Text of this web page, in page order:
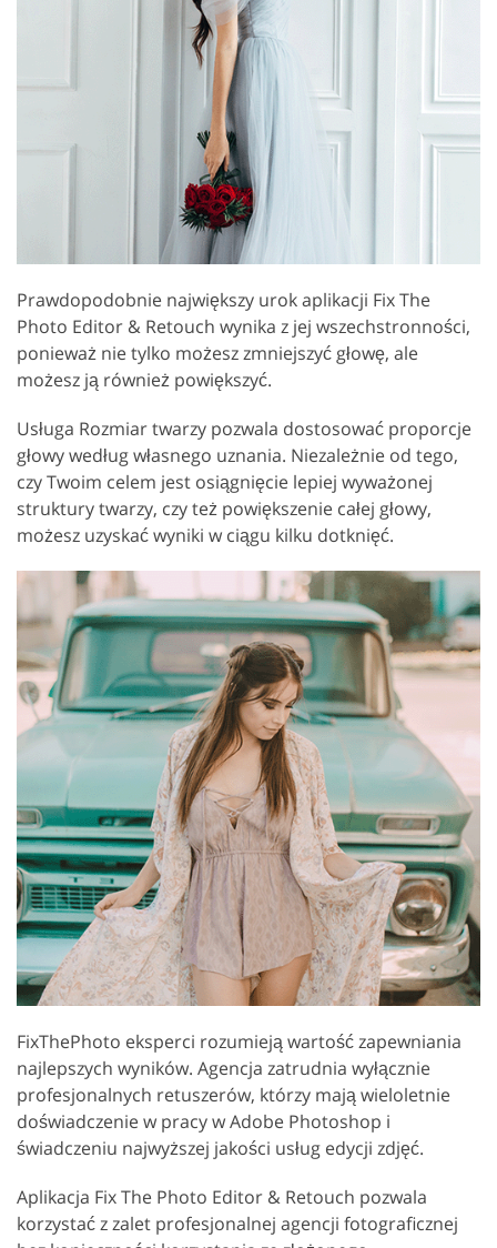
Prawdopodobnie największy urok aplikacji Fix The
Photo Editor & Retouch wynika z jej wszechstronności,
ponieważ nie tylko możesz zmniejszyć głowę, ale
możesz ją również powiększyć.
Usługa Rozmiar twarzy pozwala dostosować proporcje
głowy według własnego uznania. Niezależnie od tego,
czy Twoim celem jest osiągnięcie lepiej wyważonej
struktury twarzy, czy też powiększenie całej głowy,
możesz uzyskać wyniki w ciągu kilku dotknięć.
FixThePhoto eksperci rozumieją wartość zapewniania
najlepszych wyników. Agencja zatrudnia wyłącznie
profesjonalnych retuszerów, którzy mają wieloletnie
doświadczenie w pracy w Adobe Photoshop i
świadczeniu najwyższej jakości usług edycji zdjęć.
Aplikacja Fix The Photo Editor & Retouch pozwala
korzystać z zalet profesjonalnej agencji fotograficznej